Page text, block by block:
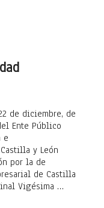
de diciembre, de
Ente Público
e
y León
por la de
de Castilla
Vigésima …